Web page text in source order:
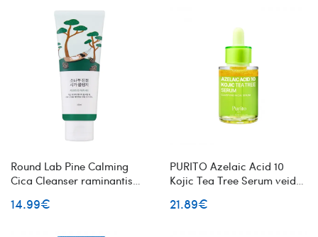
Round Lab Pine Calming
Cica Cleanser raminantis
14.99€
PURITO Azelaic Acid 10
Kojic Tea Tree Serum veido
rūgštimi
21.89€